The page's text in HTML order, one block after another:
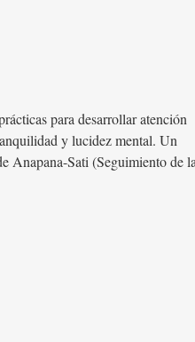
para desarrollar atención
y lucidez mental. Un
Anapana-Sati (Seguimiento de